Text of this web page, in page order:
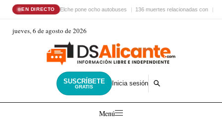
EN DIRECTO Elche pone ocho autobuses 136 muertes relacionadas con
jueves, 6 de agosto de 2026
SUSCRÍBETE
GRATIS Inicia sesión
Menú